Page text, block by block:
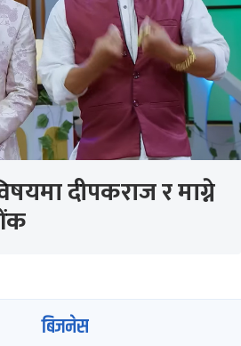
दीपकराज र माग्ने
बिजनेस